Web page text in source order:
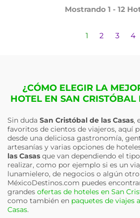
Mostrando 1 - 12
1 2 3 4
¿CÓMO ELEGIR LA
HOTEL EN SAN CRISTÓBAL
Sin duda San Cristóbal de las Casas,
favoritos de cientos de viajeros, aquí
desde una deliciosa gastronomía,
artesanías y varias opciones de
las Casas que van dependiendo el
realizar, como por ejemplo si es un
lunamielero, de negocios o algún
MéxicoDestinos.com puedes
grandes ofertas de hoteles en San
como también en paquetes de viajes
Casas.